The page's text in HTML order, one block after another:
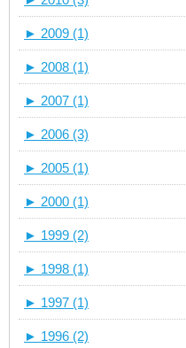
► 2009 (1)
► 2008 (1)
► 2007 (1)
► 2006 (3)
► 2005 (1)
► 2000 (1)
► 1999 (2)
► 1998 (1)
► 1997 (1)
► 1996 (2)